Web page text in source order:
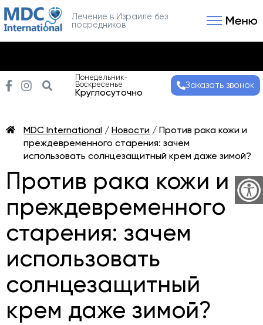
Лечение в Израиле без
посредников
Понедельник-
Воскресенье
Круглосуточно
Заказать звонок
MDC International / Новости / Против рака кожи и
преждевременного старения: зачем
использовать солнцезащитный крем даже зимой?
Против рака кожи и
преждевременного
старения: зачем
использовать
солнцезащитный
крем даже зимой?